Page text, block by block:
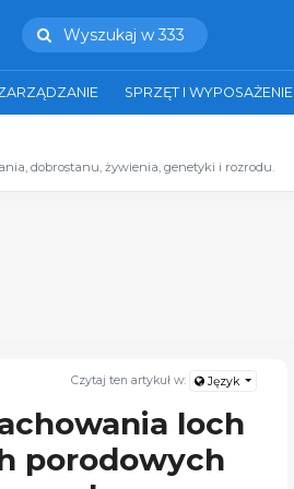
Wyszukaj w 333
SPRZĘT I WYPOSAŻENIE
dobrostanu, żywienia, genetyki i rozrodu.
Czytaj ten artykuł w: Język
loch
porodowych